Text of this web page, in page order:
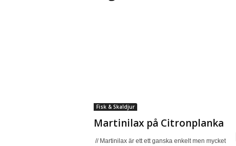
Fisk & Skaldjur
Martinilax på Citronplanka
// Martinilax är ett ett ganska enkelt men mycket